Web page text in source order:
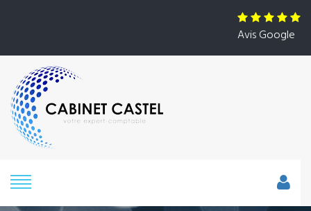
Avis Google